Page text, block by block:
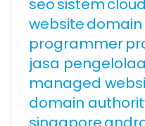
seosistem
websitedomain
programmer
jasa
managed
domain